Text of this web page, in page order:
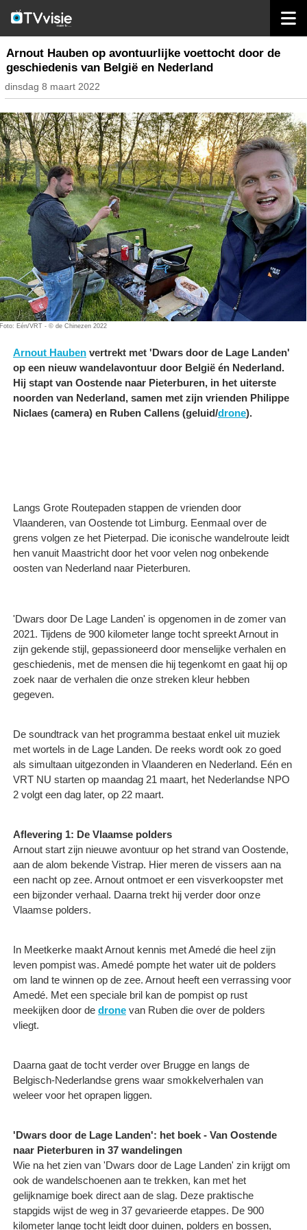
nieuws belgië
Arnout Hauben op avontuurlijke voettocht door de
geschiedenis van België en Nederland
dinsdag 8 maart 2022
Foto: Eén/VRT - © de Chinezen 2022
Arnout Hauben vertrekt met 'Dwars door de Lage Landen'
op een nieuw wandelavontuur door België én Nederland.
Hij stapt van Oostende naar Pieterburen, in het uiterste
noorden van Nederland, samen met zijn vrienden Philippe
Niclaes (camera) en Ruben Callens (geluid/drone).
Langs Grote Routepaden stappen de vrienden door
Vlaanderen, van Oostende tot Limburg. Eenmaal over de
grens volgen ze het Pieterpad. Die iconische wandelroute leidt
hen vanuit Maastricht door het voor velen nog onbekende
oosten van Nederland naar Pieterburen.
'Dwars door De Lage Landen' is opgenomen in de zomer van
2021. Tijdens de 900 kilometer lange tocht spreekt Arnout in
zijn gekende stijl, gepassioneerd door menselijke verhalen en
geschiedenis, met de mensen die hij tegenkomt en gaat hij op
zoek naar de verhalen die onze streken kleur hebben
gegeven.
De soundtrack van het programma bestaat enkel uit muziek
met wortels in de Lage Landen. De reeks wordt ook zo goed
als simultaan uitgezonden in Vlaanderen en Nederland. Eén en
VRT NU starten op maandag 21 maart, het Nederlandse NPO
2 volgt een dag later, op 22 maart.
Aflevering 1: De Vlaamse polders
Arnout start zijn nieuwe avontuur op het strand van Oostende,
aan de alom bekende Vistrap. Hier meren de vissers aan na
een nacht op zee. Arnout ontmoet er een visverkoopster met
een bijzonder verhaal. Daarna trekt hij verder door onze
Vlaamse polders.
In Meetkerke maakt Arnout kennis met Amedé die heel zijn
leven pompist was. Amedé pompte het water uit de polders
om land te winnen op de zee. Arnout heeft een verrassing voor
Amedé. Met een speciale bril kan de pompist op rust
meekijken door de drone van Ruben die over de polders
vliegt.
Daarna gaat de tocht verder over Brugge en langs de
Belgisch-Nederlandse grens waar smokkelverhalen van
weleer voor het oprapen liggen.
'Dwars door de Lage Landen': het boek - Van Oostende
naar Pieterburen in 37 wandelingen
Wie na het zien van 'Dwars door de Lage Landen' zin krijgt om
ook de wandelschoenen aan te trekken, kan met het
gelijknamige boek direct aan de slag. Deze praktische
stapgids wijst de weg in 37 gevarieerde etappes. De 900
kilometer lange tocht leidt door duinen, polders en bossen,